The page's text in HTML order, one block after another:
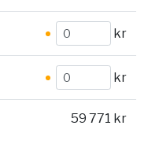
kr
kr
59 771 kr